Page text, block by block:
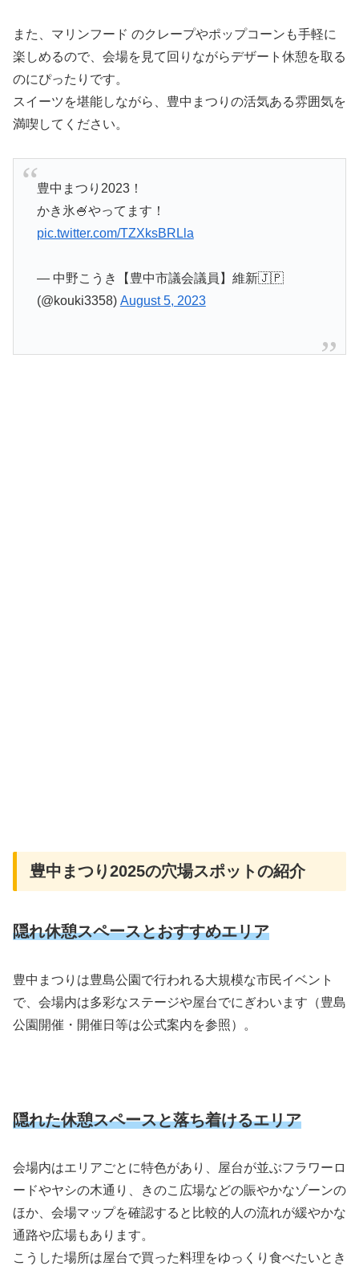
また、マリンフード のクレープやポップコーンも手軽に
楽しめるので、会場を見て回りながらデザート休憩を取る
のにぴったりです。
スイーツを堪能しながら、豊中まつりの活気ある雰囲気を
満喫してください。
豊中まつり2023！
かき氷🍧やってます！
pic.twitter.com/TZXksBRLla
— 中野こうき【豊中市議会議員】維新🇯🇵
(@kouki3358) August 5, 2023
豊中まつり2025の穴場スポットの紹介
隠れ休憩スペースとおすすめエリア
豊中まつりは豊島公園で行われる大規模な市民イベント
で、会場内は多彩なステージや屋台でにぎわいます（豊島
公園開催・開催日等は公式案内を参照）。
隠れた休憩スペースと落ち着けるエリア
会場内はエリアごとに特色があり、屋台が並ぶフラワーロ
ードやヤシの木通り、きのこ広場などの賑やかなゾーンの
ほか、会場マップを確認すると比較的人の流れが緩やかな
通路や広場もあります。
こうした場所は屋台で買った料理をゆっくり食べたいとき